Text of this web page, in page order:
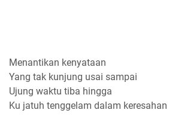
Menantikan kenyataan
Yang tak kunjung usai sampai
Ujung waktu tiba hingga
Ku jatuh tenggelam dalam keresahan